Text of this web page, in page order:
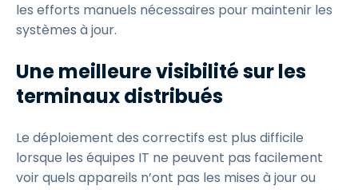
les efforts manuels nécessaires pour maintenir les
systèmes à jour.
Une meilleure visibilité sur les
terminaux distribués
Le déploiement des correctifs est plus difficile
lorsque les équipes IT ne peuvent pas facilement
voir quels appareils n’ont pas les mises à jour ou